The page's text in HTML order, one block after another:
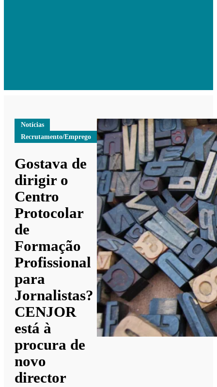
Notícias
Recrutamento/Emprego
Gostava de
dirigir o
Centro
Protocolar
de
Formação
Profissional
para
Jornalistas?
CENJOR
está à
procura de
novo
director